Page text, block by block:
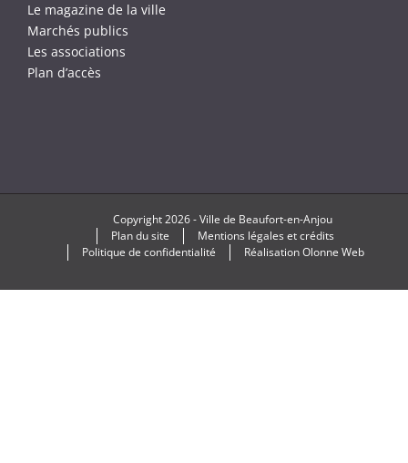
Le magazine de la ville
Marchés publics
Les associations
Plan d’accès
Copyright2026 -Ville de Beaufort-en-Anjou
Plan du site
Mentions légales et crédits
Politique de confidentialité
RéalisationOlonne Web